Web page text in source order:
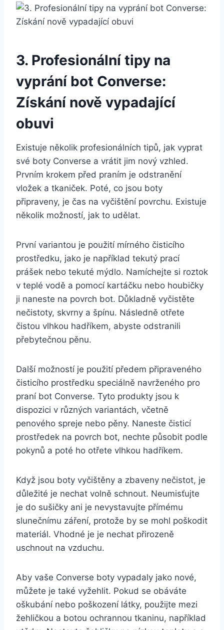
3. Profesionální ‌tipy na ​
vyprání bot ⁣Converse:⁢
Získání⁢ nově vypadající
⁣obuvi
Existuje několik profesionálních tipů, ⁣jak vyprat
‍své boty⁤ Converse a vrátit jim⁤ nový vzhled.
Prvním krokem před praním je‌ odstranění
‌vložek ‍a tkaniček. Poté, co jsou boty
‌připraveny, ‍je čas na ‍vyčištění ‌povrchu. Existuje
několik možností, jak⁢ to udělat.
První variantou je ‌použití⁢ mírného čisticího
⁤prostředku, jako je například tekutý ⁤prací
prášek nebo tekuté mýdlo. Namíchejte si ⁣roztok
‍v teplé vodě⁣ a pomocí⁣ kartáčku nebo⁣ houbičky
ji naneste na povrch bot. Důkladně vyčistěte
nečistoty, skvrny a ⁤špínu. Následně otřete
‍čistou vlhkou hadříkem, abyste odstranili
přebytečnou pěnu.
Další‍ možností je použití předem‍ připraveného⁤
čisticího prostředku⁢ speciálně‍ navrženého ‌pro
praní bot Converse. Tyto produkty jsou k
dispozici v různých variantách, ‌včetně
⁢penového spreje nebo pěny. Naneste čisticí
prostředek⁤ na povrch⁣ bot, nechte‍ působit podle
pokynů a poté ho otřete‌ vlhkou hadříkem.
Když jsou ⁤boty‍ vyčištěny a‍ zbaveny‍ nečistot, je
důležité ⁤je nechat volně schnout. Neumisťujte
je do sušičky⁤ ani je nevystavujte přímému
slunečnímu záření, protože by se mohl⁣ poškodit
⁣materiál.‍ Vhodné​ je​ je​ nechat přirozeně
uschnout ⁤na vzduchu.
Aby vaše Converse boty ‍vypadaly jako nové,
⁢můžete ‍je⁣ také vyžehlit. ‍Pokud se obáváte‌
oškubání ‍nebo poškození látky, použijte mezi
žehličkou a botou ochrannou ⁢tkaninu, ‌například